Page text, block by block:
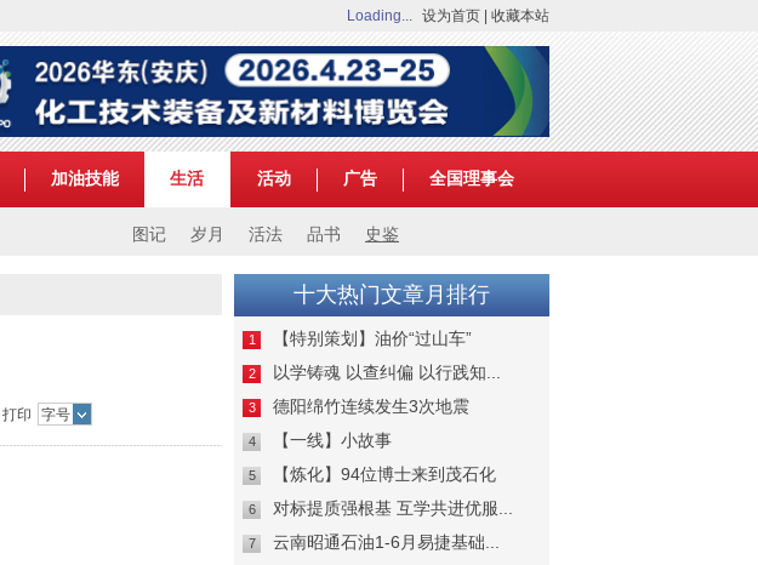
Loading... 设为首页 收藏本站
加油技能 生活
图记 岁月 活法 品书 史鉴
活动 广告 全国理事会
打印 字号
十大热门文章月排行
1 【特别策划】油价“过山车”
2 以学铸魂 以查纠偏 以行践知...
3 德阳绵竹连续发生3次地震
4 【一线】小故事
5 【炼化】94位博士来到茂石化
6 对标提质强根基 互学共进优服...
7 云南昭通石油1-6月易捷基础...